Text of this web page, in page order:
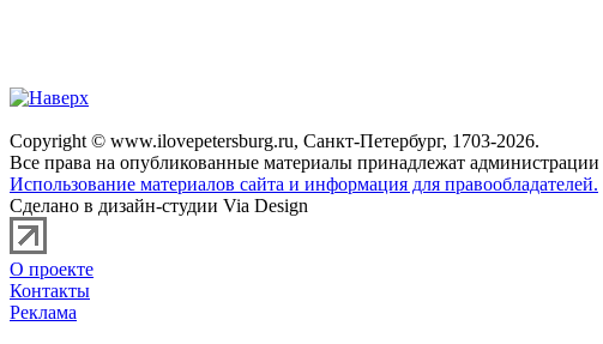
Copyright © www.ilovepetersburg.ru, Санкт-Петербург, 1703-2026.
Все права на опубликованные материалы принадлежат администрации
Использование материалов сайта и информация для правообладателей.
Сделано в дизайн-студии Via Design
О проекте
Контакты
Реклама